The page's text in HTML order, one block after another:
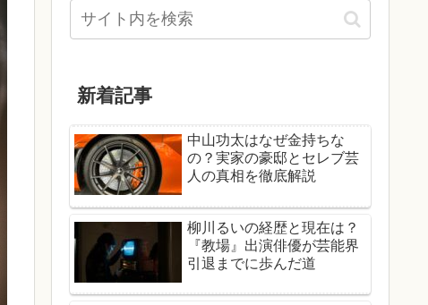
新着記事
中山功太はなぜ金持ちな
の？実家の豪邸とセレブ芸
人の真相を徹底解説
柳川るいの経歴と現在は？
『教場』出演俳優が芸能界
引退までに歩んだ道